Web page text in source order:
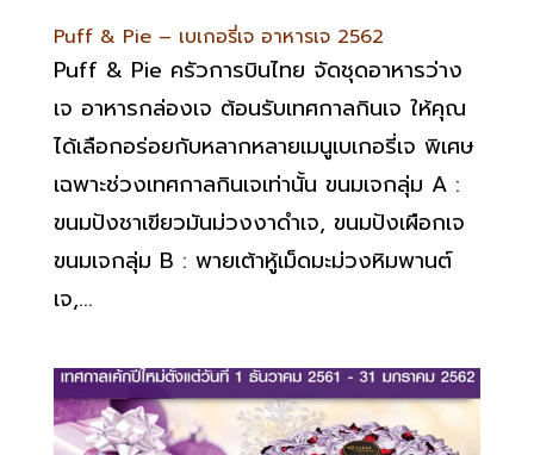
Puff & Pie – เบเกอรี่เจ อาหารเจ 2562
Puff & Pie ครัวการบินไทย จัดชุดอาหารว่าง
เจ อาหารกล่องเจ ต้อนรับเทศกาลกินเจ ให้คุณ
ได้เลือกอร่อยกับหลากหลายเมนูเบเกอรี่เจ พิเศษ
เฉพาะช่วงเทศกาลกินเจเท่านั้น ขนมเจกลุ่ม A :
ขนมปังชาเขียวมันม่วงงาดำเจ, ขนมปังเผือกเจ
ขนมเจกลุ่ม B : พายเต้าหู้เม็ดมะม่วงหิมพานต์
เจ,...